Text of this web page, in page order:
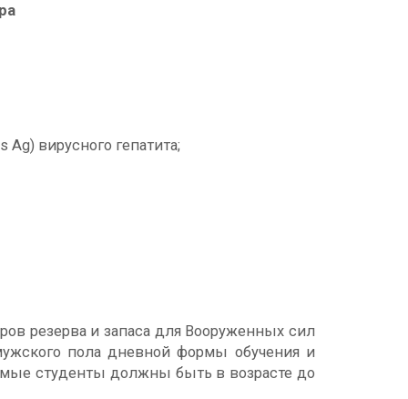
вирусного гепатита;
резерва и запаса для Вооруженных сил
пола дневной формы обучения и
студенты должны быть в возрасте до